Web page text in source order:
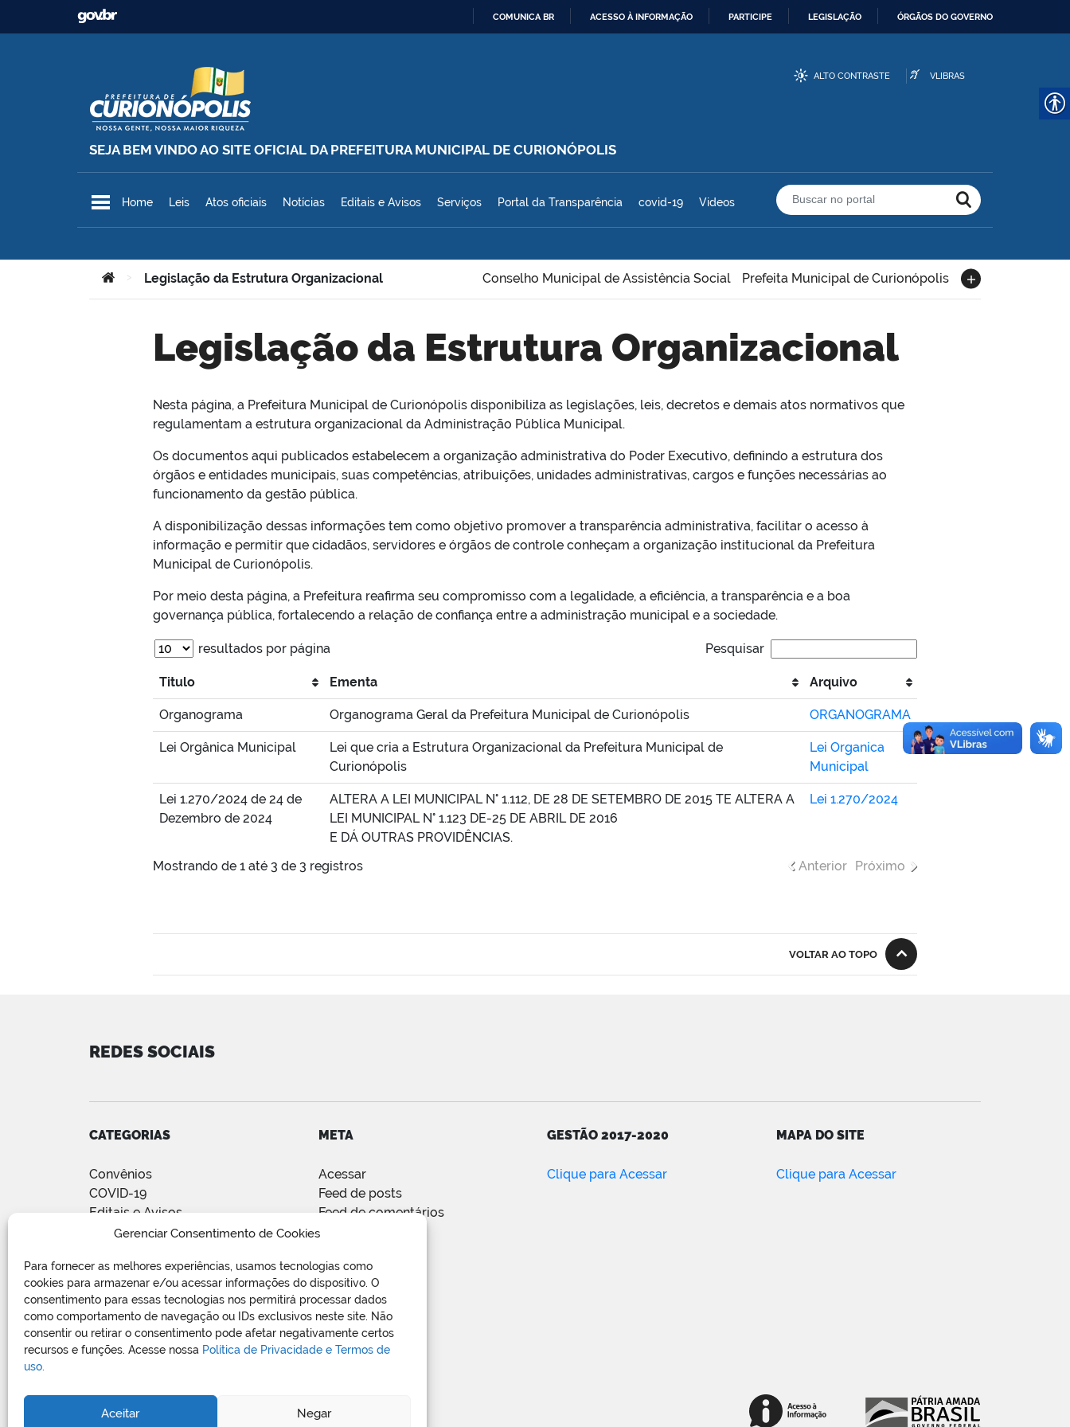
Gerenciar Consentimento de Cookies
Para fornecer as melhores experiências, usamos tecnologias como
cookies para armazenar e/ou acessar informações do dispositivo. O
consentimento para essas tecnologias nos permitirá processar dados
como comportamento de navegação ou IDs exclusivos neste site. Não
consentir ou retirar o consentimento pode afetar negativamente certos
recursos e funções. Acesse nossa Política de Privacidade e Termos de
uso.
Aceitar Negar
Ir para o conteúdo COMUNICA BR ACESSO À INFORMAÇÃO PARTICIPE LEGISLAÇÃO ÓRGÃOS DO GOVERNO
SEJA BEM VINDO AO SITE OFICIAL DA PREFEITURA MUNICIPAL DE CURIONÓPOLIS
Prefeitura Municipal de Curionópolis
ALTO CONTRASTE VLIBRAS
Home Leis Atos oficiais Notícias Editais e Avisos Serviços Portal da Transparência covid-19 Videos Buscar no portal
Você está aqui:
> Legislação da Estrutura Organizacional Conselho Municipal de Assistência Social Prefeita Municipal de Curionópolis
Legislação da Estrutura Organizacional
Nesta página, a Prefeitura Municipal de Curionópolis disponibiliza as legislações, leis, decretos e demais atos normativos que
regulamentam a estrutura organizacional da Administração Pública Municipal.
Os documentos aqui publicados estabelecem a organização administrativa do Poder Executivo, definindo a estrutura dos
órgãos e entidades municipais, suas competências, atribuições, unidades administrativas, cargos e funções necessárias ao
funcionamento da gestão pública.
A disponibilização dessas informações tem como objetivo promover a transparência administrativa, facilitar o acesso à
informação e permitir que cidadãos, servidores e órgãos de controle conheçam a organização institucional da Prefeitura
Municipal de Curionópolis.
Por meio desta página, a Prefeitura reafirma seu compromisso com a legalidade, a eficiência, a transparência e a boa
governança pública, fortalecendo a relação de confiança entre a administração municipal e a sociedade.
resultados por página Pesquisar
Titulo Ementa Arquivo
Organograma Organograma Geral da Prefeitura Municipal de Curionópolis ORGANOGRAMA
Lei Orgânica Municipal
Lei que cria a Estrutura Organizacional da Prefeitura Municipal de
Curionópolis
Lei Organica
Municipal
Lei 1.270/2024 de 24 de
Dezembro de 2024
ALTERA A LEI MUNICIPAL N° 1.112, DE 28 DE SETEMBRO DE 2015 TE ALTERA A
LEI MUNICIPAL N° 1.123 DE-25 DE ABRIL DE 2016
E DÁ OUTRAS PROVIDÊNCIAS.
Lei 1.270/2024
Mostrando de 1 até 3 de 3 registros Anterior Próximo
VOLTAR AO TOPO
REDES SOCIAIS
CATEGORIAS
Convênios
COVID-19
Editais e Avisos
Notícias
de Obras Públicas
Sem categoria
Vagas de Emprego
META
Acessar
Feed de posts
Feed de comentários
WordPress.org
GESTÃO 2017-2020
Clique para Acessar
MAPA DO SITE
Clique para Acessar